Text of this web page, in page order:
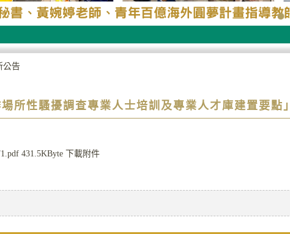
公告
所性騷擾調查專業人士培訓及專業人才庫建置要點」
431.5KByte 下載附件